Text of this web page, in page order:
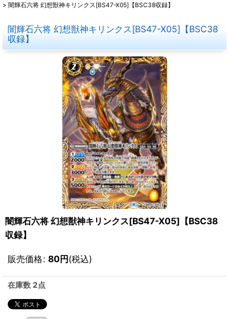
> 闇輝石六将 幻想獣神キリンクス[BS47-X05]【BSC38収録】
闇輝石六将 幻想獣神キリンクス[BS47-X05]【BSC38
収録】
闇輝石六将 幻想獣神キリンクス[BS47-X05]【BSC38
収録】
販売価格: 80円(税込)
在庫数 2点